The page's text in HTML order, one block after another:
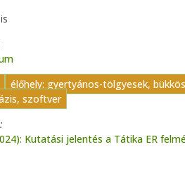
élőhely: gyertyános-tölgyesek,
szoftver
Kutatási jelentés a Tátika ER